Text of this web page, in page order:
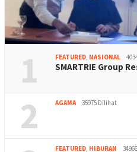
1 FEATURED, NASIONAL
SMARTRIE Group
2 AGAMA 35975 Dilihat
FEATURED, HIBURAN